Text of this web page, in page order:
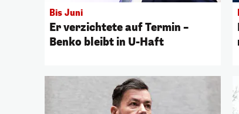
Bis Juni
Er verzichtete auf Termin –
Benko bleibt in U-Haft